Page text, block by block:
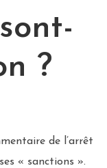
?
de l’arrêt
« sanctions ».